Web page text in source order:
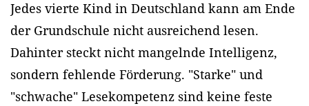
Jedes vierte Kind in Deutschland kann am Ende
der Grundschule nicht ausreichend lesen.
Dahinter steckt nicht mangelnde Intelligenz,
sondern fehlende Förderung. "Starke" und
"schwache" Lesekompetenz sind keine feste